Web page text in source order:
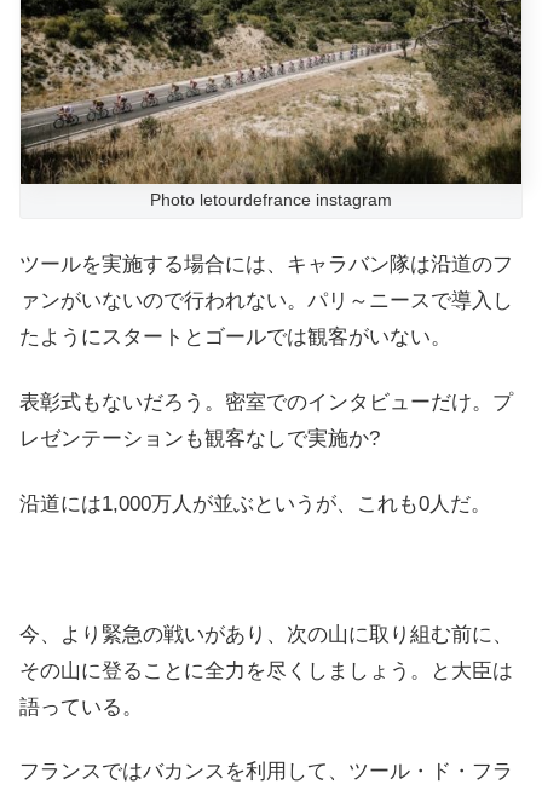
Photo letourdefrance instagram
ツールを実施する場合には、キャラバン隊は沿道のフ
ァンがいないので行われない。パリ～ニースで導入し
たようにスタートとゴールでは観客がいない。
表彰式もないだろう。密室でのインタビューだけ。プ
レゼンテーションも観客なしで実施か?
沿道には1,000万人が並ぶというが、これも0人だ。
今、より緊急の戦いがあり、次の山に取り組む前に、
その山に登ることに全力を尽くしましょう。と大臣は
語っている。
フランスではバカンスを利用して、ツール・ド・フラ